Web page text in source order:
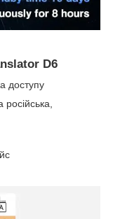
D6
доступу